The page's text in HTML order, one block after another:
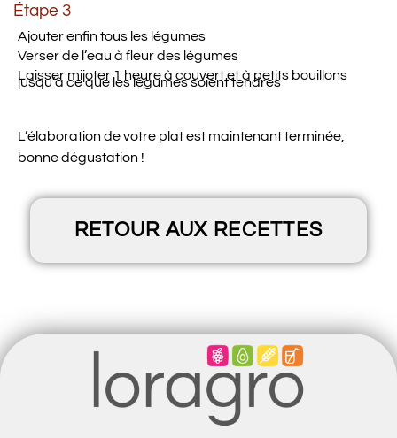
Étape 3
Ajouter enfin tous les légumes
Verser de l’eau à fleur des légumes
Laisser mijoter 1 heure à couvert et à petits bouillons
jusqu’à ce que les légumes soient tendres
L’élaboration de votre plat est maintenant terminée,
bonne dégustation !
RETOUR AUX RECETTES